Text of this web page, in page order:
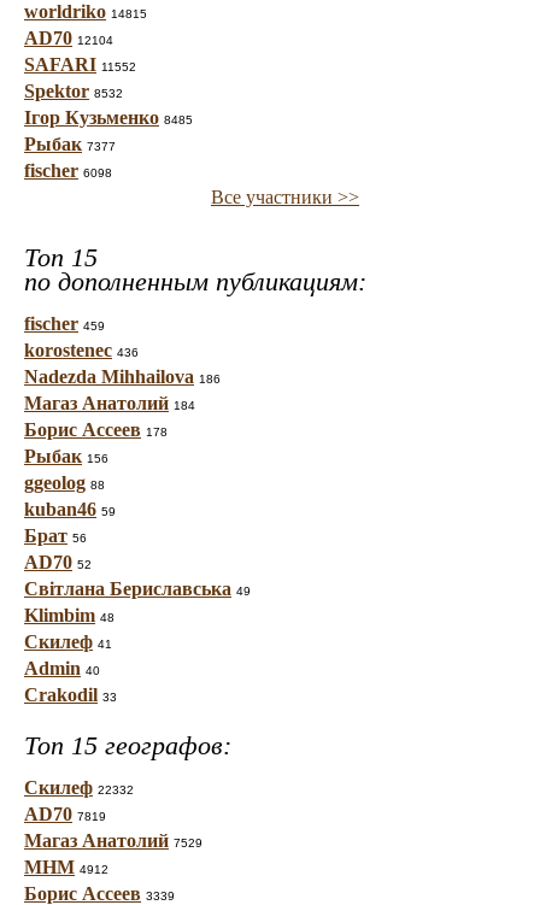
worldriko 14815
AD70 12104
SAFARI 11552
Spektor 8532
Ігор Кузьменко 8485
Рыбак 7377
fischer 6098
Все участники >>
Топ 15
по дополненным публикациям:
fischer 459
korostenec 436
Nadezda Mihhailova 186
Магаз Анатолий 184
Борис Ассеев 178
Рыбак 156
ggeolog 88
kuban46 59
Брат 56
AD70 52
Світлана Бериславська 49
Klimbim 48
Скилеф 41
Admin 40
Crakodil 33
Топ 15 географов:
Скилеф 22332
AD70 7819
Магаз Анатолий 7529
МНМ 4912
Борис Ассеев 3339